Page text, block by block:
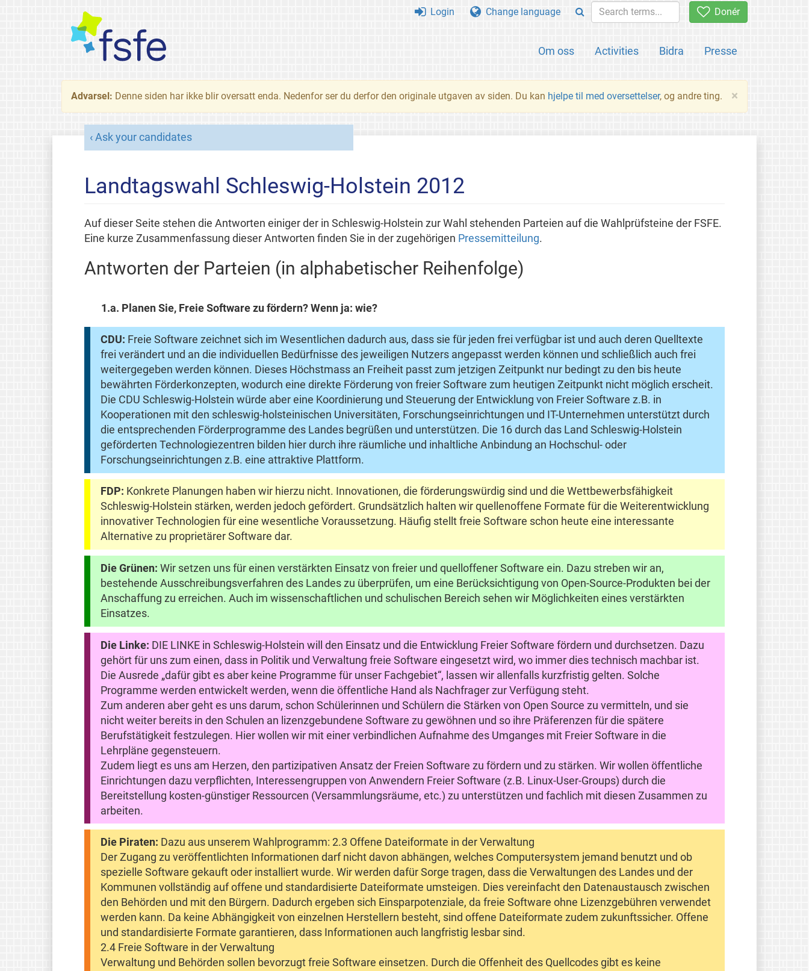
Donér
Om oss Activities Bidra Presse
Login Change language
×
Advarsel: Denne siden har ikke blir oversatt enda. Nedenfor ser du derfor den originale utgaven av siden. Du kan hjelpe til med oversettelser, og andre ting.
Ask your candidates
Landtagswahl Schleswig-Holstein 2012
Auf dieser Seite stehen die Antworten einiger der in Schleswig-Holstein zur Wahl stehenden Parteien auf die Wahlprüfsteine der FSFE.
Eine kurze Zusammenfassung dieser Antworten finden Sie in der zugehörigen Pressemitteilung.
Antworten der Parteien (in alphabetischer Reihenfolge)
1.a. Planen Sie, Freie Software zu fördern? Wenn ja: wie?
CDU: Freie Software zeichnet sich im Wesentlichen dadurch aus, dass sie für jeden frei verfügbar ist und auch deren Quelltexte
frei verändert und an die individuellen Bedürfnisse des jeweiligen Nutzers angepasst werden können und schließlich auch frei
weitergegeben werden können. Dieses Höchstmass an Freiheit passt zum jetzigen Zeitpunkt nur bedingt zu den bis heute
bewährten Förderkonzepten, wodurch eine direkte Förderung von freier Software zum heutigen Zeitpunkt nicht möglich erscheit.
Die CDU Schleswig-Holstein würde aber eine Koordinierung und Steuerung der Entwicklung von Freier Software z.B. in
Kooperationen mit den schleswig-holsteinischen Universitäten, Forschungseinrichtungen und IT-Unternehmen unterstützt durch
die entsprechenden Förderprogramme des Landes begrüßen und unterstützen. Die 16 durch das Land Schleswig-Holstein
geförderten Technologiezentren bilden hier durch ihre räumliche und inhaltliche Anbindung an Hochschul- oder
Forschungseinrichtungen z.B. eine attraktive Plattform.
FDP: Konkrete Planungen haben wir hierzu nicht. Innovationen, die förderungswürdig sind und die Wettbewerbsfähigkeit
Schleswig-Holstein stärken, werden jedoch gefördert. Grundsätzlich halten wir quellenoffene Formate für die Weiterentwicklung
innovativer Technologien für eine wesentliche Voraussetzung. Häufig stellt freie Software schon heute eine interessante
Alternative zu proprietärer Software dar.
Die Grünen: Wir setzen uns für einen verstärkten Einsatz von freier und quelloffener Software ein. Dazu streben wir an,
bestehende Ausschreibungsverfahren des Landes zu überprüfen, um eine Berücksichtigung von Open-Source-Produkten bei der
Anschaffung zu erreichen. Auch im wissenschaftlichen und schulischen Bereich sehen wir Möglichkeiten eines verstärkten
Einsatzes.
Die Linke: DIE LINKE in Schleswig-Holstein will den Einsatz und die Entwicklung Freier Software fördern und durchsetzen. Dazu
gehört für uns zum einen, dass in Politik und Verwaltung freie Software eingesetzt wird, wo immer dies technisch machbar ist.
Die Ausrede „dafür gibt es aber keine Programme für unser Fachgebiet“, lassen wir allenfalls kurzfristig gelten. Solche
Programme werden entwickelt werden, wenn die öffentliche Hand als Nachfrager zur Verfügung steht.
Zum anderen aber geht es uns darum, schon Schülerinnen und Schülern die Stärken von Open Source zu vermitteln, und sie
nicht weiter bereits in den Schulen an lizenzgebundene Software zu gewöhnen und so ihre Präferenzen für die spätere
Berufstätigkeit festzulegen. Hier wollen wir mit einer verbindlichen Aufnahme des Umganges mit Freier Software in die
Lehrpläne gegensteuern.
Zudem liegt es uns am Herzen, den partizipativen Ansatz der Freien Software zu fördern und zu stärken. Wir wollen öffentliche
Einrichtungen dazu verpflichten, Interessengruppen von Anwendern Freier Software (z.B. Linux-User-Groups) durch die
Bereitstellung kosten-günstiger Ressourcen (Versammlungsräume, etc.) zu unterstützen und fachlich mit diesen Zusammen zu
arbeiten.
Die Piraten: Dazu aus unserem Wahlprogramm: 2.3 Offene Dateiformate in der Verwaltung
Der Zugang zu veröffentlichten Informationen darf nicht davon abhängen, welches Computersystem jemand benutzt und ob
spezielle Software gekauft oder installiert wurde. Wir werden dafür Sorge tragen, dass die Verwaltungen des Landes und der
Kommunen vollständig auf offene und standardisierte Dateiformate umsteigen. Dies vereinfacht den Datenaustausch zwischen
den Behörden und mit den Bürgern. Dadurch ergeben sich Einsparpotenziale, da freie Software ohne Lizenzgebühren verwendet
werden kann. Da keine Abhängigkeit von einzelnen Herstellern besteht, sind offene Dateiformate zudem zukunftssicher. Offene
und standardisierte Formate garantieren, dass Informationen auch langfristig lesbar sind.
2.4 Freie Software in der Verwaltung
Verwaltung und Behörden sollen bevorzugt freie Software einsetzen. Durch die Offenheit des Quellcodes gibt es keine